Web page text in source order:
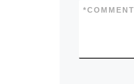
COMMENT
*